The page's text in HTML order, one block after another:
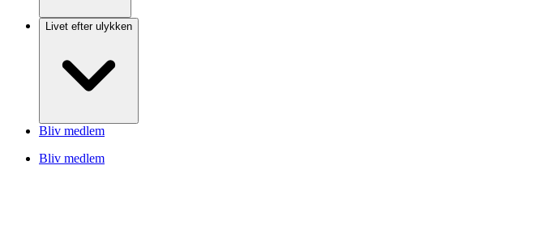
Livet efter ulykken
Bliv medlem
Bliv medlem